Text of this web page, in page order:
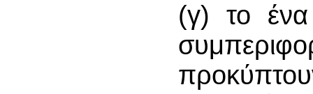
(γ) το